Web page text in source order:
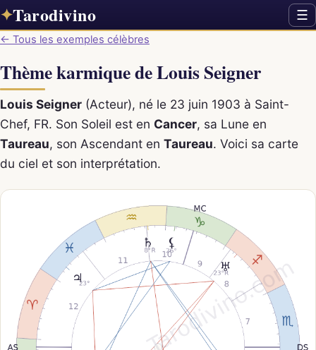
✦Tarodivino ☰
← Tous les exemples célèbres
Thème karmique de Louis Seigner
Louis Seigner (Acteur), né le 23 juin 1903 à Saint-
Chef, FR. Son Soleil est en Cancer, sa Lune en
Taureau, son Ascendant en Taureau. Voici sa carte
du ciel et son interprétation.